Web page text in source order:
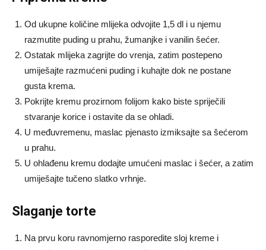
Od ukupne količine mlijeka odvojite 1,5 dl i u njemu
razmutite puding u prahu, žumanjke i vanilin šećer.
Ostatak mlijeka zagrijte do vrenja, zatim postepeno
umiješajte razmućeni puding i kuhajte dok ne postane
gusta krema.
Pokrijte kremu prozirnom folijom kako biste spriječili
stvaranje korice i ostavite da se ohladi.
U međuvremenu, maslac pjenasto izmiksajte sa šećerom
u prahu.
U ohlađenu kremu dodajte umućeni maslac i šećer, a zatim
umiješajte tučeno slatko vrhnje.
Slaganje torte
Na prvu koru ravnomjerno rasporedite sloj kreme i